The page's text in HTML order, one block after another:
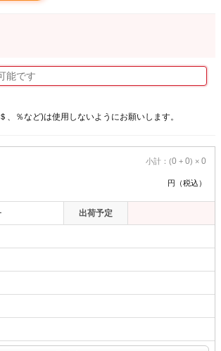
、％など)は使用しないようにお願いします。
出荷予定
小計：(0 + 0) × 0
円（税込）